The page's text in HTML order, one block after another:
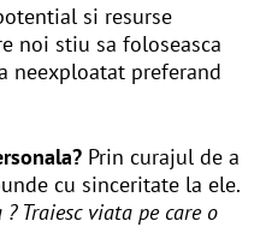
si resurse
noi stiu sa foloseasca
neexploatat preferand
Prin curajul de a
cu sinceritate la ele.
Traiesc viata pe care o